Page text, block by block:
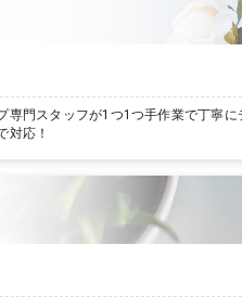
専門スタッフが1つ1つ手作業で丁寧
対応！